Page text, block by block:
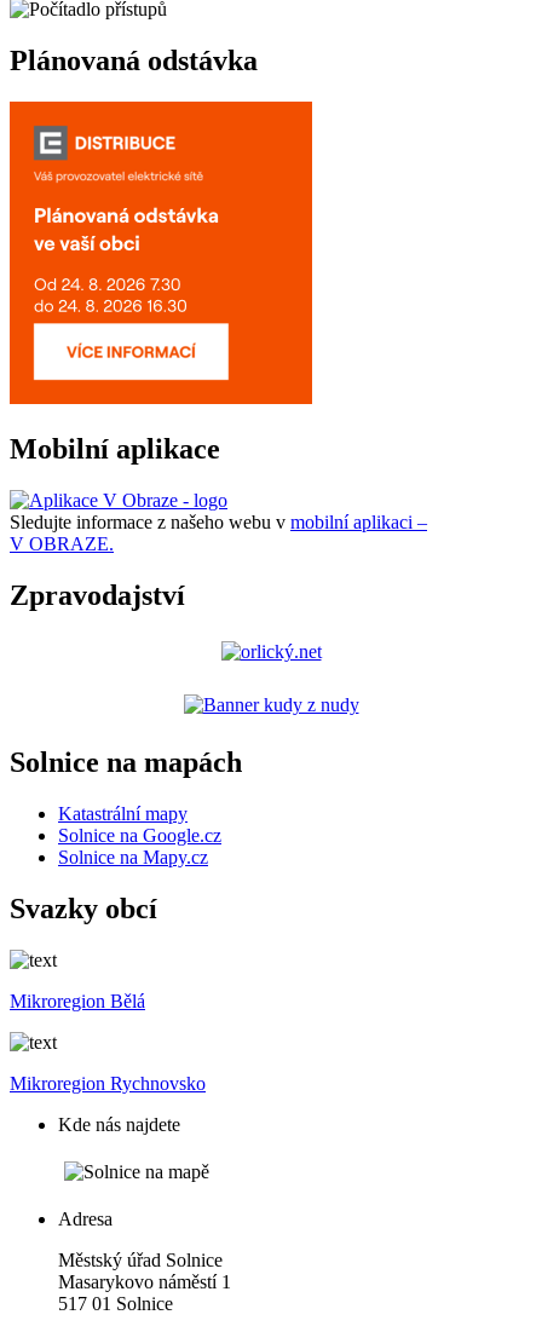
Plánovaná odstávka
Mobilní aplikace
Sledujte informace z našeho webu v mobilní aplikaci –
V OBRAZE.
Zpravodajství
Solnice na mapách
Katastrální mapy
Solnice na Google.cz
Solnice na Mapy.cz
Svazky obcí
Mikroregion Bělá
Mikroregion Rychnovsko
Kde nás najdete
Adresa
Městský úřad Solnice
Masarykovo náměstí 1
517 01 Solnice